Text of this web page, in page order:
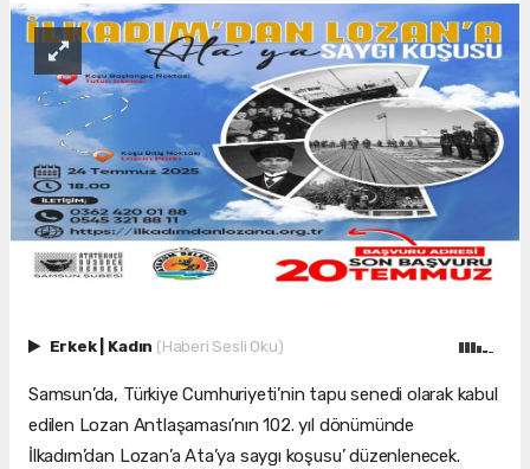
Erkek Kadın (Haberi Sesli Oku)
Samsun’da, Türkiye Cumhuriyeti’nin tapu senedi olarak kabul
edilen Lozan Antlaşaması’nın 102. yıl dönümünde
İlkadım’dan Lozan’a Ata’ya saygı koşusu’ düzenlenecek.